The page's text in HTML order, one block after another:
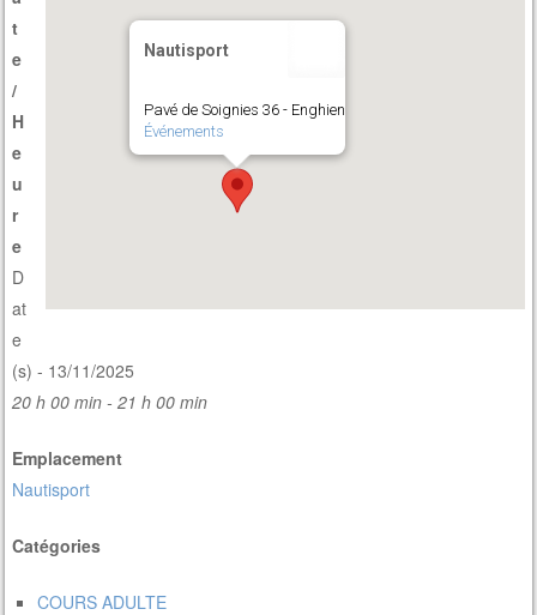
Nautisport
Pavé de Soignies 36 - Enghien
Événements
t
e
/
H
e
u
r
e
D
at
e
(s) - 13/11/2025
20 h 00 min - 21 h 00 min
Emplacement
Nautisport
Catégories
COURS ADULTE